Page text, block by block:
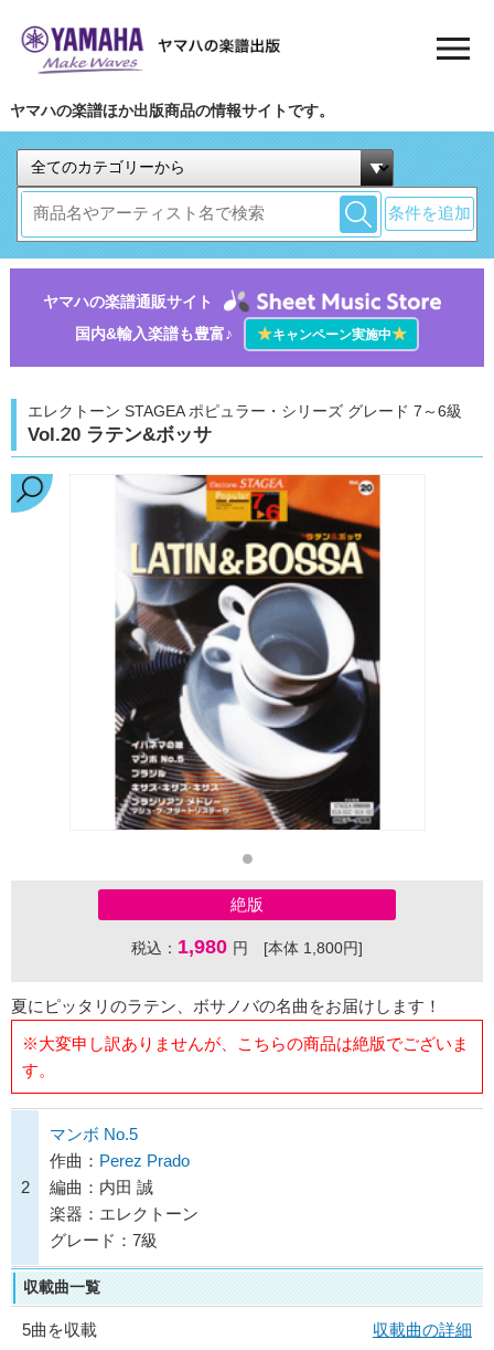
ヤマハの楽譜ほか出版商品の情報サイトです。
条件を追加
ヤマハの楽譜通販サイト
国内&輸入楽譜も豊富♪
★キャンペーン実施中★
エレクトーン STAGEA ポピュラー・シリーズ グレード 7～6級
Vol.20 ラテン&ボッサ
絶版
税込： 1,980 円 [本体 1,800円]
夏にピッタリのラテン、ボサノバの名曲をお届けします！
※大変申し訳ありませんが、こちらの商品は絶版でございま
す。
2
マンボ No.5
作曲： Perez Prado
編曲：内田 誠
楽器：エレクトーン
グレード：7級
収載曲一覧
5曲を収載
収載曲の詳細